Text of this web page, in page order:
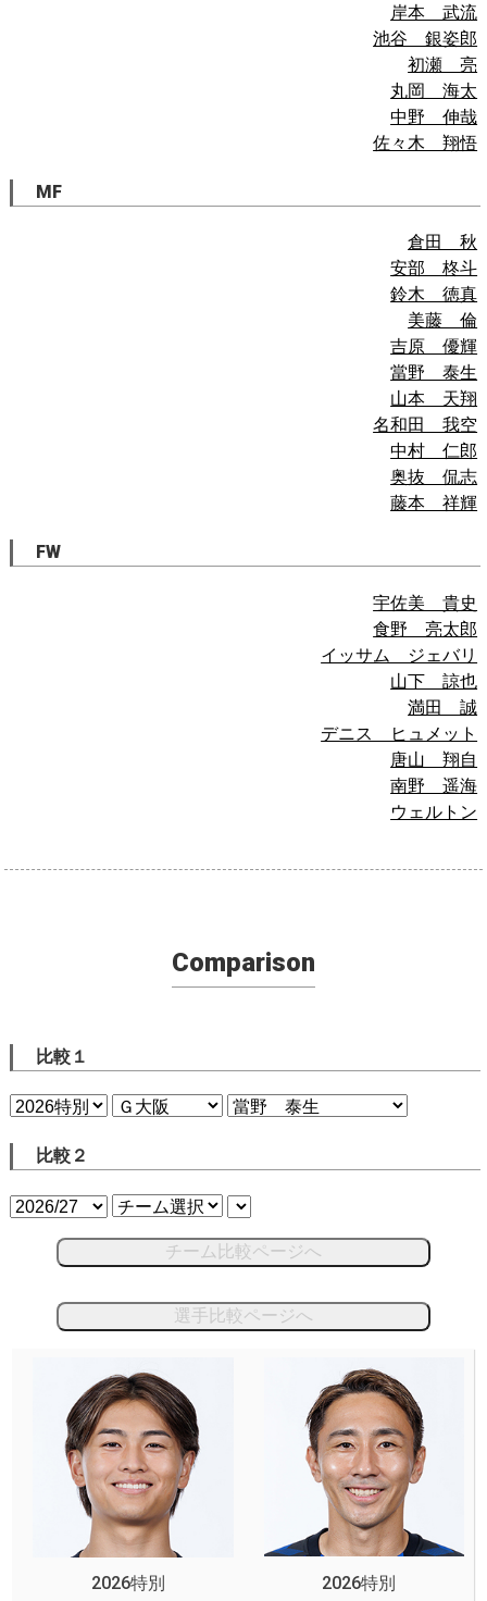
岸本 武流
池谷 銀姿郎
初瀬 亮
丸岡 海太
中野 伸哉
佐々木 翔悟
MF
倉田 秋
安部 柊斗
鈴木 徳真
美藤 倫
吉原 優輝
當野 泰生
山本 天翔
名和田 我空
中村 仁郎
奥抜 侃志
藤本 祥輝
FW
宇佐美 貴史
食野 亮太郎
イッサム ジェバリ
山下 諒也
満田 誠
デニス ヒュメット
唐山 翔自
南野 遥海
ウェルトン
Comparison
比較１
比較２
チーム比較ページへ
選手比較ページへ
2026特別
2026特別